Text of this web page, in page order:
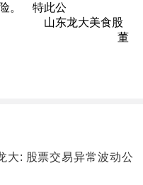
险。 特此公
美食股
司 董
大: 股票交易异常波动公